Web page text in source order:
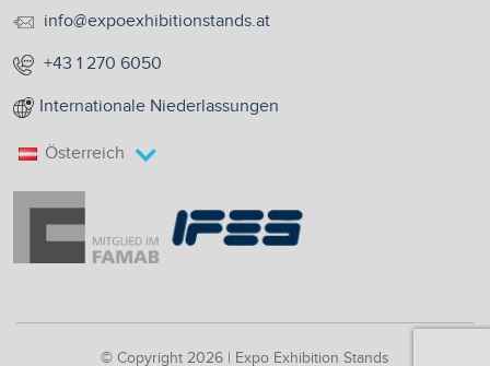
info@expoexhibitionstands.at
+43 1 270 6050
Internationale Niederlassungen
Österreich
© Copyright 2026 | Expo Exhibition Stands